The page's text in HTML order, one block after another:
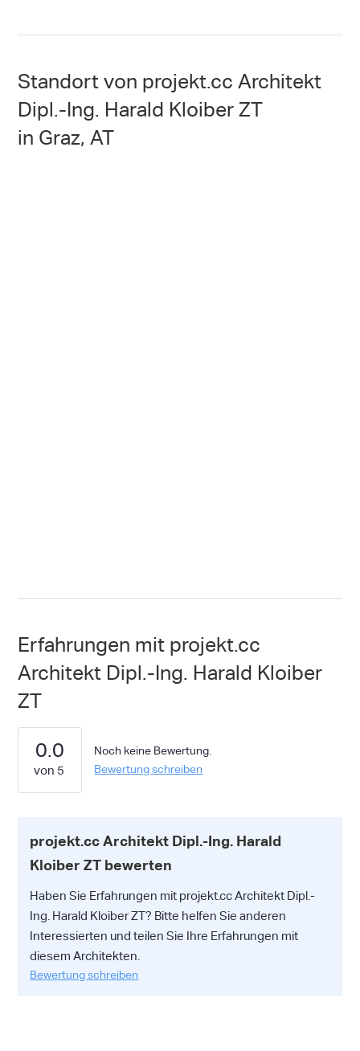
Standort von projekt.cc Architekt
Dipl.-Ing. Harald Kloiber ZT
in Graz, AT
Erfahrungen mit projekt.cc
Architekt Dipl.-Ing. Harald Kloiber
ZT
0.0
Noch keine Bewertung.
Bewertung schreiben
projekt.cc Architekt Dipl.-Ing. Harald
Kloiber ZT bewerten
Haben Sie Erfahrungen mit projekt.cc Architekt Dipl.-
Ing. Harald Kloiber ZT? Bitte helfen Sie anderen
Interessierten und teilen Sie Ihre Erfahrungen mit
diesem Architekten.
Bewertung schreiben